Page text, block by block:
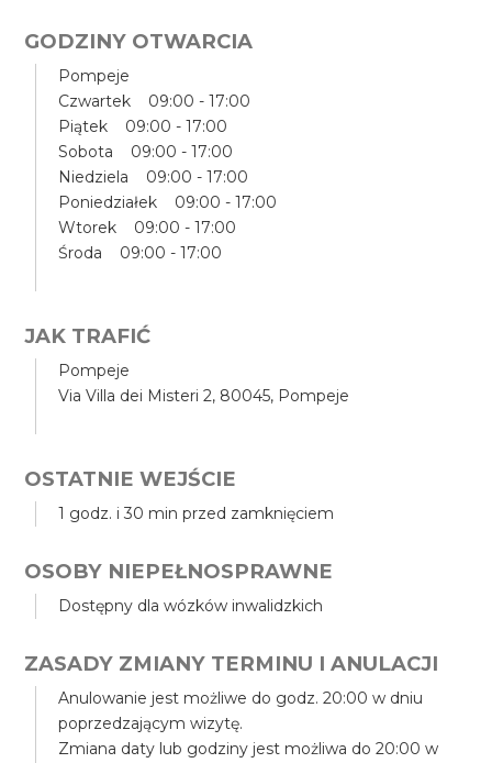
GODZINY OTWARCIA
Pompeje
Czwartek 09:00 - 17:00
Piątek 09:00 - 17:00
Sobota 09:00 - 17:00
Niedziela 09:00 - 17:00
Poniedziałek 09:00 - 17:00
Wtorek 09:00 - 17:00
Środa 09:00 - 17:00
JAK TRAFIĆ
Pompeje
Via Villa dei Misteri 2, 80045, Pompeje
OSTATNIE WEJŚCIE
1 godz. i 30 min przed zamknięciem
OSOBY NIEPEŁNOSPRAWNE
Dostępny dla wózków inwalidzkich
ZASADY ZMIANY TERMINU I ANULACJI
Anulowanie jest możliwe do godz. 20:00 w dniu
poprzedzającym wizytę.
Zmiana daty lub godziny jest możliwa do 20:00 w